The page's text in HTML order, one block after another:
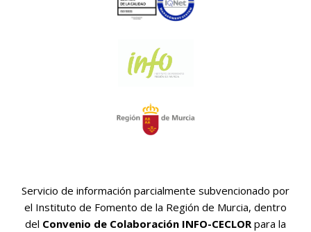
Servicio de información parcialmente subvencionado por
el Instituto de Fomento de la Región de Murcia, dentro
del Convenio de Colaboración INFO-CECLOR para la